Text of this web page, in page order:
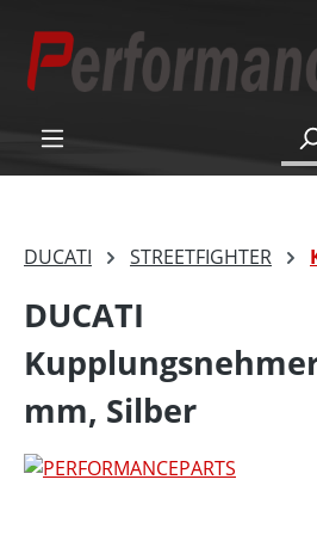
springen
DUCATI STREETFIGHTER
DUCATI
mm, Silber